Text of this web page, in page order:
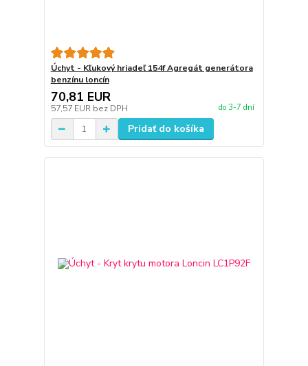
Úchyt - Kľukový hriadeľ 154f Agregát generátora
benzínu loncín
70,81 EUR
57,57 EUR bez DPH do 3-7 dní
Pridať do košíka